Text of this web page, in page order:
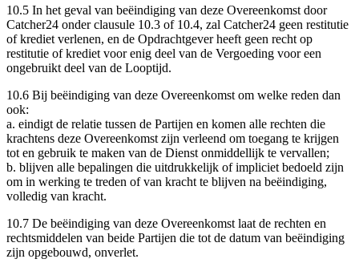
10.5 In het geval van beëindiging van deze Overeenkomst door
Catcher24 onder clausule 10.3 of 10.4, zal Catcher24 geen restitutie
of krediet verlenen, en de Opdrachtgever heeft geen recht op
restitutie of krediet voor enig deel van de Vergoeding voor een
ongebruikt deel van de Looptijd.
10.6 Bij beëindiging van deze Overeenkomst om welke reden dan
ook:
a. eindigt de relatie tussen de Partijen en komen alle rechten die
krachtens deze Overeenkomst zijn verleend om toegang te krijgen
tot en gebruik te maken van de Dienst onmiddellijk te vervallen;
b. blijven alle bepalingen die uitdrukkelijk of impliciet bedoeld zijn
om in werking te treden of van kracht te blijven na beëindiging,
volledig van kracht.
10.7 De beëindiging van deze Overeenkomst laat de rechten en
rechtsmiddelen van beide Partijen die tot de datum van beëindiging
zijn opgebouwd, onverlet.